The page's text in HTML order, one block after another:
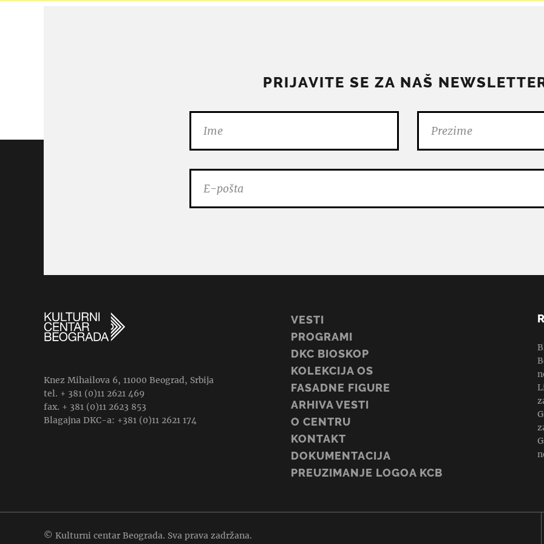
PRIJAVITE SE ZA NAŠ
Knez Mihailova 6, 11000 Beograd, Srbija
tel. + 381 (0)11 2621 469
fax. + 381 (0)11 2623 853
Blagajna DKC-a: +381 (0)11 2621 174
VESTI
PROGRAMI
DKC BIOSKOP
KOLEKCIJA OS
FASADNE FIGURE
ARHIVA VESTI
O CENTRU
KONTAKT
DOKUMENTACIJA
PREUZIMANJE LOGOA KCB
© Kulturni centar Beograda. Sva prava zadržana.